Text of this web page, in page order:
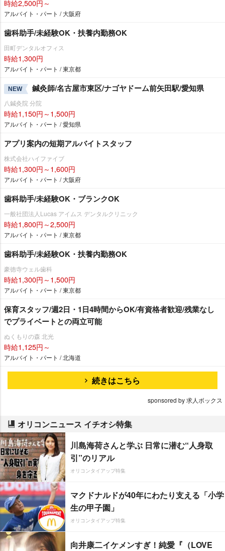
時給2,500円～
アルバイト・パート / 大阪府
歯科助手/未経験OK・扶養内勤務OK
田町デンタルオフィス
時給1,300円
アルバイト・パート / 東京都
NEW 鍼灸師/名古屋市東区/ナゴヤドーム前矢田駅/愛知県
八鍼灸院 分院
時給1,150円～1,500円
アルバイト・パート / 愛知県
アプリ案内の短期アルバイトスタッフ
株式会社ハイファイブ
時給1,300円～1,600円
アルバイト・パート / 大阪府
歯科助手/未経験OK・ブランクOK
一般社団法人Lucas アイムス デンタルクリニック
時給1,800円～2,500円
アルバイト・パート / 東京都
歯科助手/未経験OK・扶養内勤務OK
豪徳寺ウェル歯科
時給1,300円～1,500円
アルバイト・パート / 東京都
保育スタッフ/週2日・1日4時間からOK/有資格者歓迎/残業なし
でプライベートとの両立可能
ぬくもりの森 北光
時給1,125円～
アルバイト・パート / 北海道
続きはこちら
sponsored by 求人ボックス
オリコンニュース イチオシ特集
川島海荷さんと学ぶ 日常に潜む“人身取
引”のリアル
オリコンタイアップ特集
マクドナルドが40年にわたり支える「小学
生の甲子園」
オリコンタイアップ特集
向井康二イケメンすぎ！純愛『（LOVE